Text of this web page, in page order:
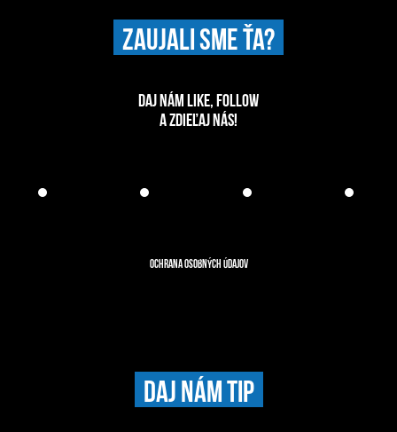
ZAUJALI SME ŤA?
DAJ NÁM LIKE, FOLLOW
A ZDIEĽAJ NÁS!
Ochrana osobných údajov
DAJ NÁM TIP